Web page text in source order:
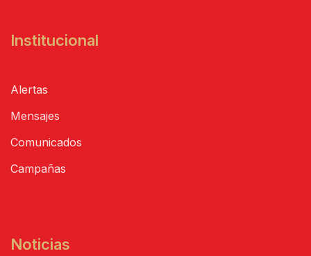
Institucional
Alertas
Mensajes
Comunicados
Campañas
Noticias